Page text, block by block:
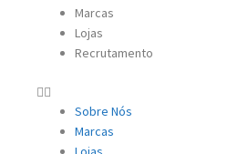
Marcas
Lojas
Recrutamento
Sobre Nós
Marcas